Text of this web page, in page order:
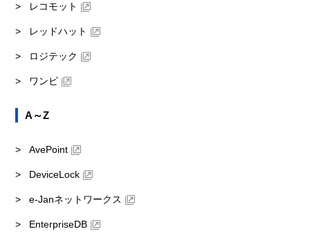
レコモット
レッドハット
ロジテック
ワンビ
A～Z
AvePoint
DeviceLock
e-Janネットワークス
EnterpriseDB